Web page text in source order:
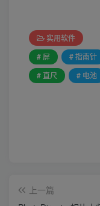
实用软件
# 屏
# 指南针
# 直尺
# 电池
上一篇